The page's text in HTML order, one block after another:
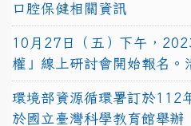
口腔保健相關資訊
10月27日（五）下午，
權」線上研討會開始報名。
環境部資源循環署訂於112
於國立臺灣科學教育館舉